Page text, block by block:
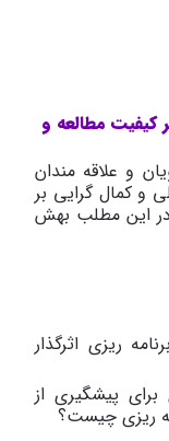
کیفیت مطالعه و
و علاقه مندان
و کمال گرایی بر
در این مطلب بهش
چیست ؟
ریزی اثرگذار
پیشگیری از
ریزی چیست؟